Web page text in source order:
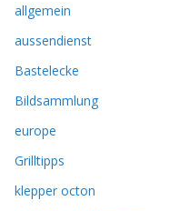
allgemein
aussendienst
Bastelecke
Bildsammlung
europe
Grilltipps
klepper octon